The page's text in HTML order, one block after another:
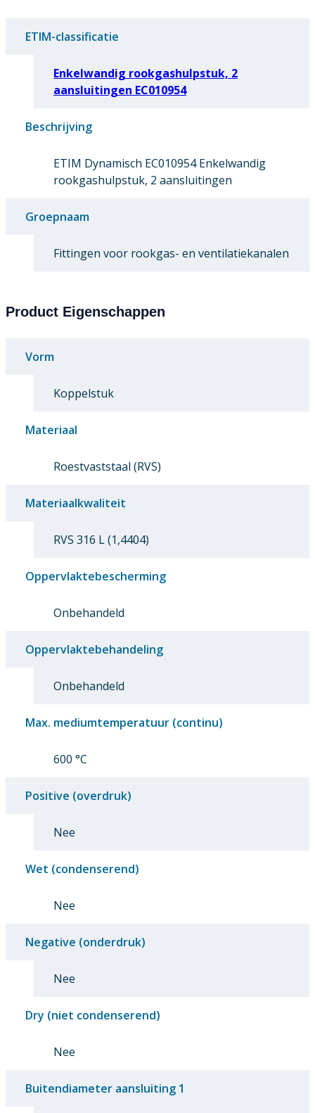
ETIM-classificatie
Enkelwandig rookgashulpstuk, 2
aansluitingen EC010954
Beschrijving
ETIM Dynamisch EC010954 Enkelwandig
rookgashulpstuk, 2 aansluitingen
Groepnaam
Fittingen voor rookgas- en ventilatiekanalen
Product Eigenschappen
Vorm
Koppelstuk
Materiaal
Roestvaststaal (RVS)
Materiaalkwaliteit
RVS 316 L (1,4404)
Oppervlaktebescherming
Onbehandeld
Oppervlaktebehandeling
Onbehandeld
Max. mediumtemperatuur (continu)
600 °C
Positive (overdruk)
Nee
Wet (condenserend)
Nee
Negative (onderdruk)
Nee
Dry (niet condenserend)
Nee
Buitendiameter aansluiting 1